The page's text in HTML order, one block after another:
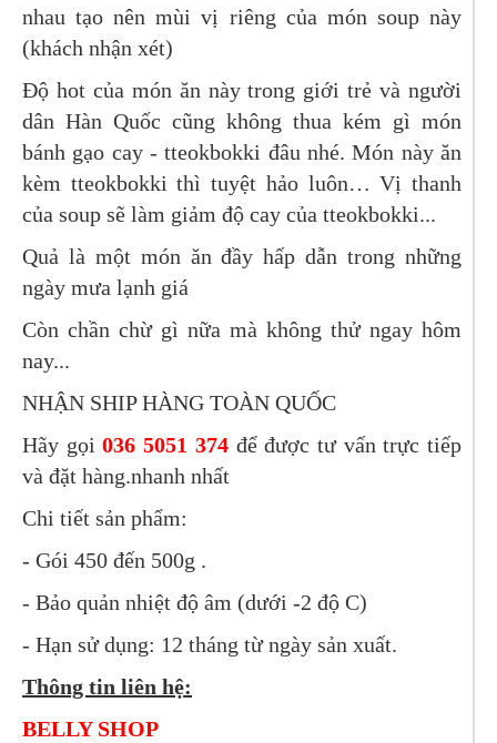
nhau tạo nên mùi vị riêng của món soup này
(khách nhận xét)
Độ hot của món ăn này trong giới trẻ và người
dân Hàn Quốc cũng không thua kém gì món
bánh gạo cay - tteokbokki đâu nhé. Món này ăn
kèm tteokbokki thì tuyệt hảo luôn… Vị thanh
của soup sẽ làm giảm độ cay của tteokbokki...
Quả là một món ăn đầy hấp dẫn trong những
ngày mưa lạnh giá
Còn chần chừ gì nữa mà không thử ngay hôm
nay...
NHẬN SHIP HÀNG TOÀN QUỐC
Hãy gọi036 5051 374để được tư vấn trực tiếp
và đặt hàng.nhanh nhất
Chi tiết sản phẩm:
- Gói 450 đến 500g .
- Bảo quản nhiệt độ âm (dưới -2 độ C)
- Hạn sử dụng: 12 tháng từ ngày sản xuất.
Thông tin liên hệ:
BELLY SHOP